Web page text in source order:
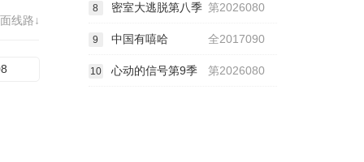
线路↓
第2026080
8 密室大逃脱第八季
全2017090
9 中国有嘻哈
第2026080
10 心动的信号第9季